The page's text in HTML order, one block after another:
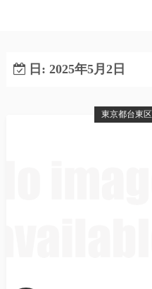
日: 2025年5月2日
東京都台東区